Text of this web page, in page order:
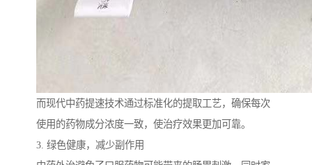
而现代中药提速技术通过标准化的提取工艺，确保每次
使用的药物成分浓度一致，使治疗效果更加可靠。
3. 绿色健康，减少副作用